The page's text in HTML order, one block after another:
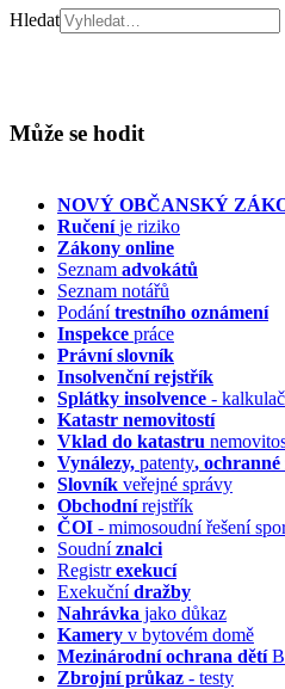
Hledat
Může se hodit
NOVÝ OBČANSKÝ
Ručeníje riziko
Zákony online
Seznam advokátů
Seznam notářů
Podánítrestního oznámení
Inspekce práce
Právní slovník
Insolvenčnírejstřík
Splátky insolvence -
Katastr nemovitostí
Vklad do katastru
Vynálezy, patenty,
Slovník veřejné správy
Obchodnírejstřík
ČOI - mimosoudní řešení
Soudníznalci
Registrexekucí
Exekučnídražby
Nahrávka jako důkaz
Kamery v bytovém domě
Mezinárodní ochrana dětí
Zbrojní průkaz - testy